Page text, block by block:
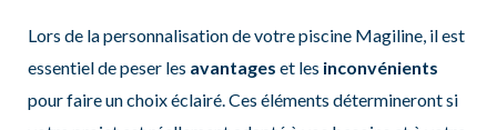
Lors de la personnalisation de votre piscine Magiline, il est
essentiel de peser les avantages et les inconvénients
pour faire un choix éclairé. Ces éléments détermineront si